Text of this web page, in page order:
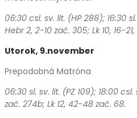
06:30 csl. sv. lit. (HP 288); 16:30
Hebr 2, 2-10 zač. 305; Lk 10, 16-21,
Utorok, 9.november
Prepodobná Matróna
06:30 sl. sv. lit. (PZ 109); 18:00 csl.
zač. 274b; Lk 12, 42-48 zač. 68.